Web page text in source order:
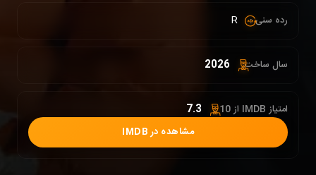
رده سنی : R
سال ساخت: 2026
امتیاز IMDB از 10 : 7.3
مشاهده در IMDB